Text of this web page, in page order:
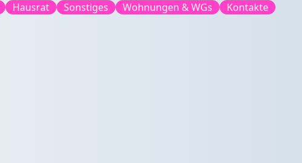
Hausrat Sonstiges Wohnungen & WGs Kontakte